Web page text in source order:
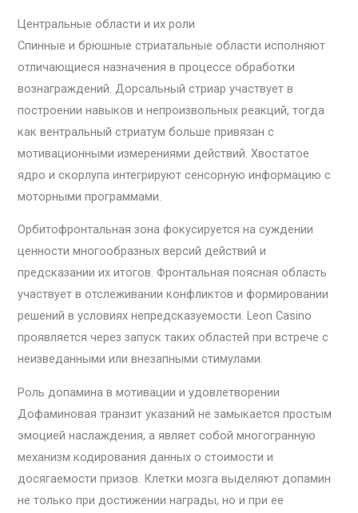
Центральные области и их роли
Спинные и брюшные стриатальные области исполняют
отличающиеся назначения в процессе обработки
вознаграждений. Дорсальный стриар участвует в
построении навыков и непроизвольных реакций, тогда
как вентральный стриатум больше привязан с
мотивационными измерениями действий. Хвостатое
ядро и скорлупа интегрируют сенсорную информацию с
моторными программами.
Орбитофронтальная зона фокусируется на суждении
ценности многообразных версий действий и
предсказании их итогов. Фронтальная поясная область
участвует в отслеживании конфликтов и формировании
решений в условиях непредсказуемости. Leon Casino
проявляется через запуск таких областей при встрече с
неизведанными или внезапными стимулами.
Роль допамина в мотивации и удовлетворении
Дофаминовая транзит указаний не замыкается простым
эмоцией наслаждения, а являет собой многогранную
механизм кодирования данных о стоимости и
досягаемости призов. Клетки мозга выделяют допамин
не только при достижении награды, но и при ее